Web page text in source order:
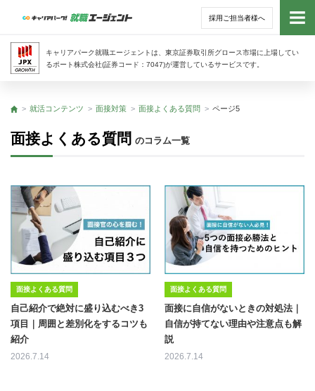
採用ご担当者様へ
キャリアパーク就職エージェントは、東京証券取引所グロース市場に上場してい
るポート株式会社(証券コード：7047)が運営しているサービスです。
トッ
トップ
就活コンテンツ 面接対策 面接よくある質問 ページ5
面接よくある質問 のコラム一覧
面接よくある質問
自己紹介で絶対に盛り込むべき3
項目｜周囲と差別化をするコツも
紹介
2026.7.14
面接よくある質問
面接に自信がないときの対処法｜
自信が持てない理由や注意点も解
説
2026.7.14